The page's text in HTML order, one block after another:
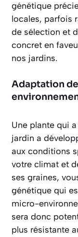
génétique
locales, parfois
de sélection et
concret en
nos jardins.
Adaptation
Une plante qui
jardin a
aux conditions
votre climat et
ses graines,
génétique qui
micro-
sera donc
plus résistante